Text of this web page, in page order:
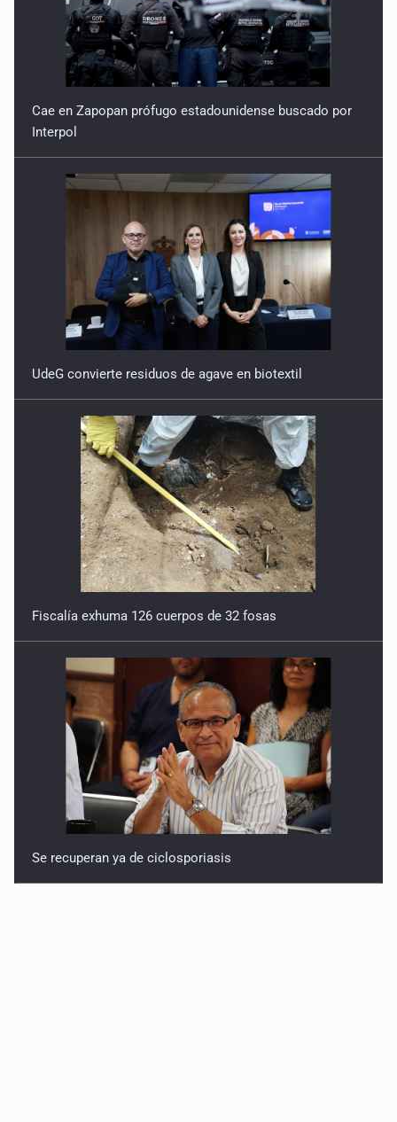
Cae en Zapopan prófugo estadounidense buscado por
Interpol
UdeG convierte residuos de agave en biotextil
Fiscalía exhuma 126 cuerpos de 32 fosas
Se recuperan ya de ciclosporiasis